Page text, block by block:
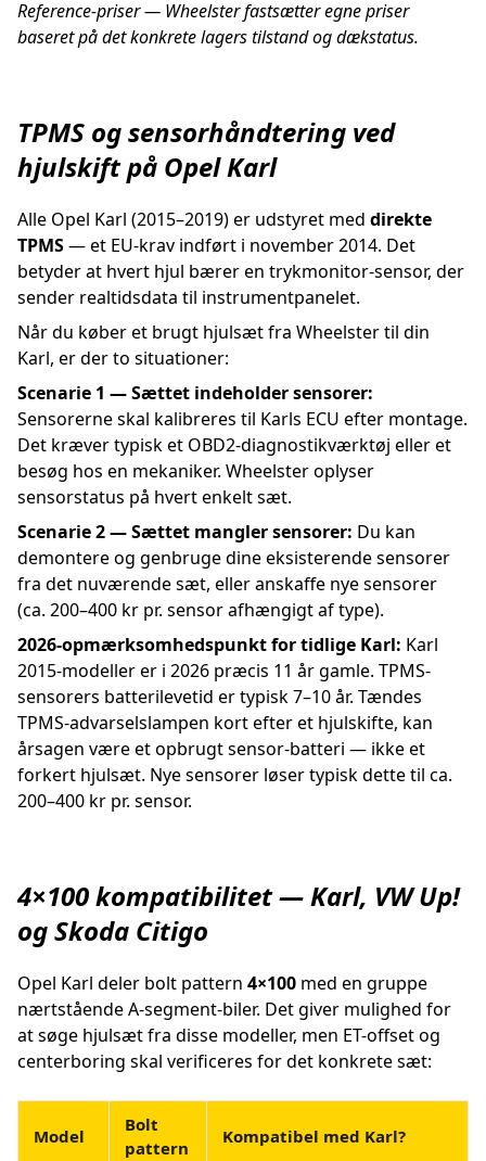
Reference-priser — Wheelster fastsætter egne priser
baseret på det konkrete lagers tilstand og dækstatus.
TPMS og sensorhåndtering ved
hjulskift på Opel Karl
Alle Opel Karl (2015–2019) er udstyret med direkte
TPMS— et EU-krav indført i november 2014. Det
betyder at hvert hjul bærer en trykmonitor-sensor, der
sender realtidsdata til instrumentpanelet.
Når du køber et brugt hjulsæt fra Wheelster til din
Karl, er der to situationer:
Scenarie 1 — Sættet indeholder sensorer:
Sensorerne skal kalibreres til Karls ECU efter montage.
Det kræver typisk et OBD2-diagnostikværktøj eller et
besøg hos en mekaniker. Wheelster oplyser
sensorstatus på hvert enkelt sæt.
Scenarie 2 — Sættet mangler sensorer: Du kan
demontere og genbruge dine eksisterende sensorer
fra det nuværende sæt, eller anskaffe nye sensorer
(ca. 200–400 kr pr. sensor afhængigt af type).
2026-opmærksomhedspunkt for tidlige Karl: Karl
2015-modeller er i 2026 præcis 11 år gamle. TPMS-
sensorers batterilevetid er typisk 7–10 år. Tændes
TPMS-advarselslampen kort efter et hjulskifte, kan
årsagen være et opbrugt sensor-batteri — ikke et
forkert hjulsæt. Nye sensorer løser typisk dette til ca.
200–400 kr pr. sensor.
4×100 kompatibilitet — Karl, VW Up!
og Skoda Citigo
Opel Karl deler bolt pattern 4×100 med en gruppe
nærtstående A-segment-biler. Det giver mulighed for
at søge hjulsæt fra disse modeller, men ET-offset og
centerboring skal verificeres for det konkrete sæt:
Model
Bolt
pattern
Kompatibel med Karl?